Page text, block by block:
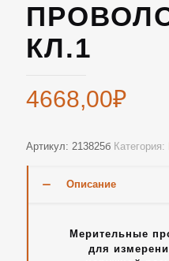
КЛ.1
4668,00₽
Артикул: 213825б Категория:
Описание
Мерительные
для